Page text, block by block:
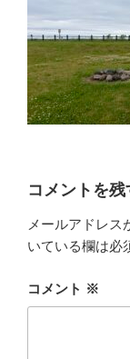
コメントを残
メールアドレス
いている欄は必
コメント ※